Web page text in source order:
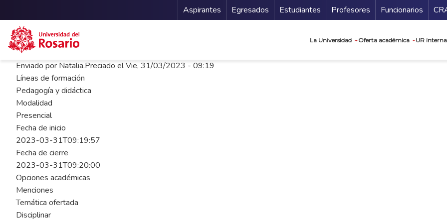
Pasar al contenido principal
Menu Secundario
Aspirantes Egresados Estudiantes Profesores Funcionarios
La Universidad Oferta académica UR
Enviado por Natalia.Preciado elVie, 31/03/2023 - 09:19
Líneas de formación
Pedagogía y didáctica
Modalidad
Presencial
Fecha de inicio
2023-03-31T09:19:57
Fecha de cierre
2023-03-31T09:20:00
Opciones académicas
Menciones
Temática ofertada
Disciplinar